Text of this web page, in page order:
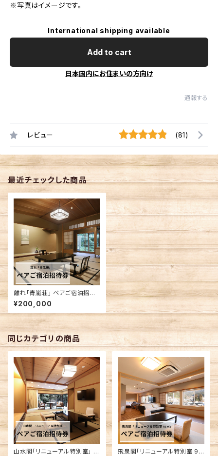
※写真はイメージです。
International shipping available
Add to cart
日本国内にお住まいの方向け
通報する
レビュー (81)
最近チェックした商品
離れ「青嵐荘」 ペアご宿泊招待
券
¥200,000
同じカテゴリの商品
山水閣「リニューアル特別室」 ペ
飛泉閣「リニューアル特別室 91